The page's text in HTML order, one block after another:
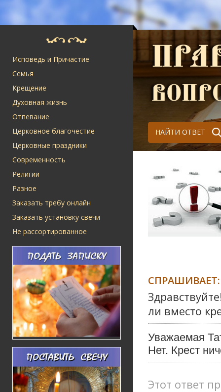
Исповедь и Причастие
Семья
Крещение
Духовная жизнь
Отпевание
Церковное благочестие
Церковные праздники
Современность
Религии
Разное
Заказать требу онлайн
Заказать установку свечи
Не рассортированное
НАЙТИ ОТВЕТ
СПРАШИВАЕТ:
ли вместо
Уважаемая
Нет. Крест
Этот ответ